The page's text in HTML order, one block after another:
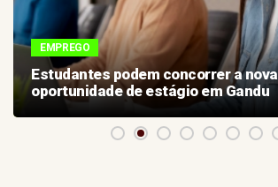
EMPREGO
Estudantes podem concorrer a nova
oportunidade de estágio em Gandu